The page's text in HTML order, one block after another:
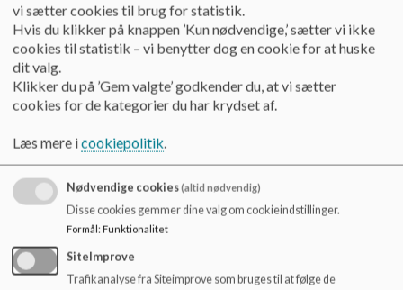
tilstræbes der derfor at:
Boglige og praktisk-musiske fag fordeles over ugen.
Klasselærer-teamet har daglig kontakt med deres klasse –
især i indskoling og mellemtrin
Undervisningen starter kl. 7.50 i alle klasser alle dage
Skoledagen planlægges under hensyntagen til elevernes
behov for pauser og tid til at spise.
Skolen tilstræber, at skemaet og evt. skemaændringer er
kendt af elever, forældre, skolens medarbejdere, ledelse og
vi sætter cookies til brug for statistik.
Hvis du klikker på knappen ’Kun nødvendige,’ sætter vi ikke
cookies til statistik – vi benytter dog en cookie for at huske
dit valg.
Klikker du på ’Gem valgte’ godkender du, at vi sætter
cookies for de kategorier du har krydset af.
Læs mere icookiepolitik.
Nødvendige cookies(altid nødvendig)
Disse cookies gemmer dine valg om cookieindstillinger.
Formål: Funktionalitet
SiteImprove
Trafikanalyse fra Siteimprove som bruges til at følge de